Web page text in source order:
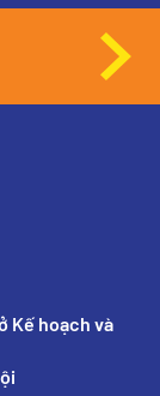
Kế hoạch và